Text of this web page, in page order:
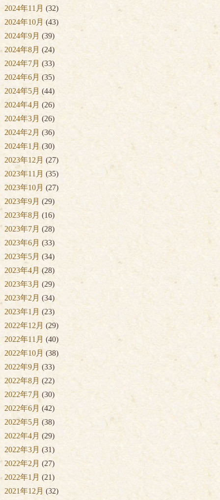
2024年11月 (32)
2024年10月 (43)
2024年9月 (39)
2024年8月 (24)
2024年7月 (33)
2024年6月 (35)
2024年5月 (44)
2024年4月 (26)
2024年3月 (26)
2024年2月 (36)
2024年1月 (30)
2023年12月 (27)
2023年11月 (35)
2023年10月 (27)
2023年9月 (29)
2023年8月 (16)
2023年7月 (28)
2023年6月 (33)
2023年5月 (34)
2023年4月 (28)
2023年3月 (29)
2023年2月 (34)
2023年1月 (23)
2022年12月 (29)
2022年11月 (40)
2022年10月 (38)
2022年9月 (33)
2022年8月 (22)
2022年7月 (30)
2022年6月 (42)
2022年5月 (38)
2022年4月 (29)
2022年3月 (31)
2022年2月 (27)
2022年1月 (21)
2021年12月 (32)